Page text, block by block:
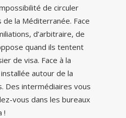
de circuler
la Méditerranée. Face
d’arbitraire, de
quand ils tentent
de visa. Face à la
autour de la
Des intermédiaires vous
vous dans les bureaux
!